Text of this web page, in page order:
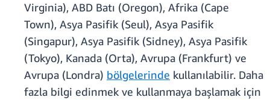
Virginia), ABD Batı (Oregon), Afrika (Cape
Town), Asya Pasifik (Seul), Asya Pasifik
(Singapur), Asya Pasifik (Sidney), Asya Pasifik
(Tokyo), Kanada (Orta), Avrupa (Frankfurt) ve
Avrupa (Londra) bölgelerinde kullanılabilir. Daha
fazla bilgi edinmek ve kullanmaya başlamak için